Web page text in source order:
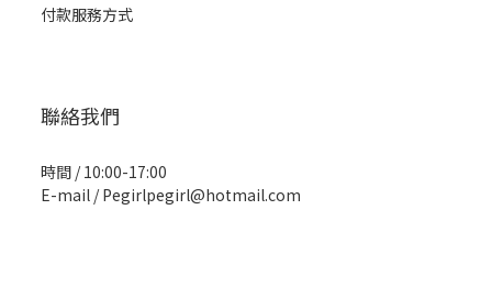
付款服務方式
聯絡我們
時間 / 10:00-17:00
E-mail / Pegirlpegirl@hotmail.com